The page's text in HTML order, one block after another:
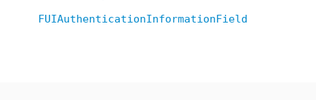
FUIAuthenticationInformationField